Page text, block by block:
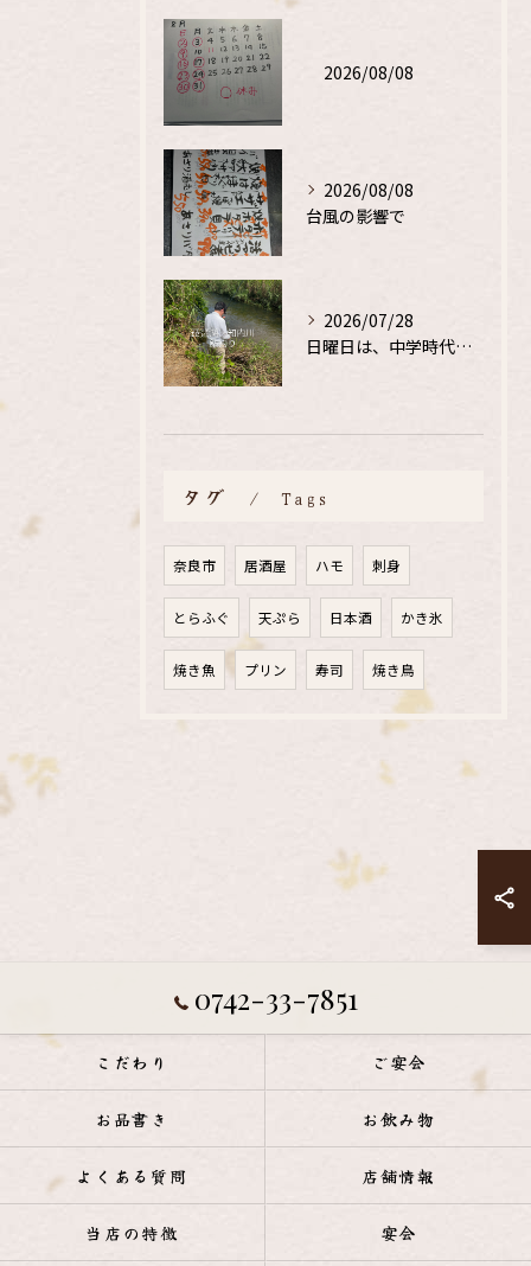
2026/08/08
2026/08/08
台風の影響で
2026/07/28
日曜日は、中学時代の、同級生と鮎釣り
タグ Tags
奈良市 居酒屋 ハモ 刺身
とらふぐ 天ぷら 日本酒 かき氷
焼き魚 プリン 寿司 焼き鳥
0742-33-7851
こだわり ご宴会
お品書き お飲み物
よくある質問 店舗情報
当店の特徴 宴会